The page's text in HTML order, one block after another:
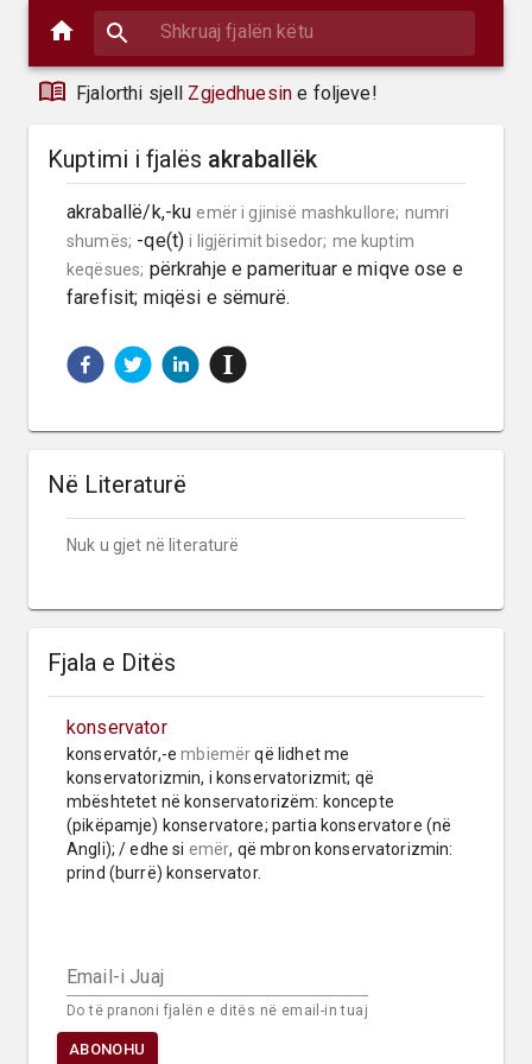
Fjalorthi sjell Zgjedhuesin e foljeve!
Kuptimi i fjalës akraballëk
akraballë/k,-ku emër i gjinisë mashkullore; numri
shumës; -qe(t) i ligjërimit bisedor; me kuptim
keqësues; përkrahje e pamerituar e miqve ose e
farefisit; miqësi e sëmurë.
Në Literaturë
Nuk u gjet në literaturë
Fjala e Ditës
konservator
konservatór,-e mbiemër që lidhet me
konservatorizmin, i konservatorizmit; që
mbështetet në konservatorizëm: koncepte
(pikëpamje) konservatore; partia konservatore (në
Angli); / edhe si emër, që mbron konservatorizmin:
prind (burrë) konservator.
Email-i Juaj
Do të pranoni fjalën e ditës në email-in tuaj
ABONOHU